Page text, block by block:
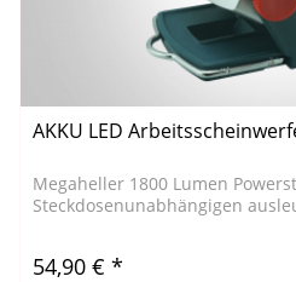
AKKU LED
Megaheller 1800 Lumen
Steckdosenunabhängigen
54,90 € *